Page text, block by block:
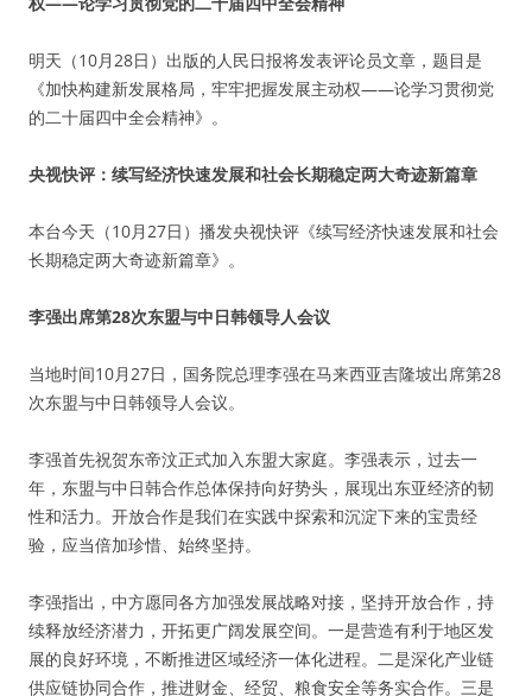
明天（10月28日）出版的人民日报将发表评论员文章，题目是
《加快构建新发展格局，牢牢把握发展主动权——论学习贯彻党
的二十届四中全会精神》。
央视快评：续写经济快速发展和社会长期稳定两大奇迹新篇章
本台今天（10月27日）播发央视快评《续写经济快速发展和社会
长期稳定两大奇迹新篇章》。
李强出席第28次东盟与中日韩领导人会议
当地时间10月27日，国务院总理李强在马来西亚吉隆坡出席第28
次东盟与中日韩领导人会议。
李强首先祝贺东帝汶正式加入东盟大家庭。李强表示，过去一
年，东盟与中日韩合作总体保持向好势头，展现出东亚经济的韧
性和活力。开放合作是我们在实践中探索和沉淀下来的宝贵经
验，应当倍加珍惜、始终坚持。
李强指出，中方愿同各方加强发展战略对接，坚持开放合作，持
续释放经济潜力，开拓更广阔发展空间。一是营造有利于地区发
展的良好环境，不断推进区域经济一体化进程。二是深化产业链
供应链协同合作，推进财金、经贸、粮食安全等务实合作。三是